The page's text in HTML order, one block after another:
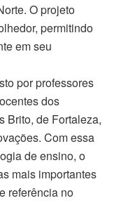
O projeto
permitindo
em seu
por professores
dos
Brito, de Fortaleza,
Com essa
de ensino, o
mais importantes
referência no